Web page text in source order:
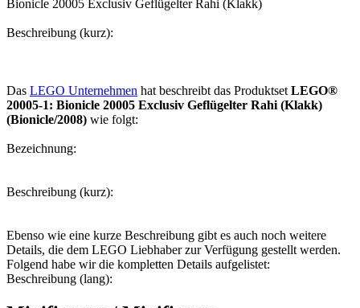
Bionicle 20005 Exclusiv Geflügelter Rahi (Klakk)
Beschreibung (kurz):
Das LEGO Unternehmen hat beschreibt das Produktset LEGO®
20005-1: Bionicle 20005 Exclusiv Geflügelter Rahi (Klakk)
(Bionicle/2008) wie folgt:
Bezeichnung:
Beschreibung (kurz):
Ebenso wie eine kurze Beschreibung gibt es auch noch weitere
Details, die dem LEGO Liebhaber zur Verfügung gestellt werden.
Folgend habe wir die kompletten Details aufgelistet:
Beschreibung (lang):